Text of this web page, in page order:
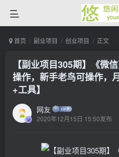
首页 副业项目 创业项目 正文
【副业项目305期】《微
操作，新手老鸟可操作，
+工具】
网友
2020年12月15日 15:50发布